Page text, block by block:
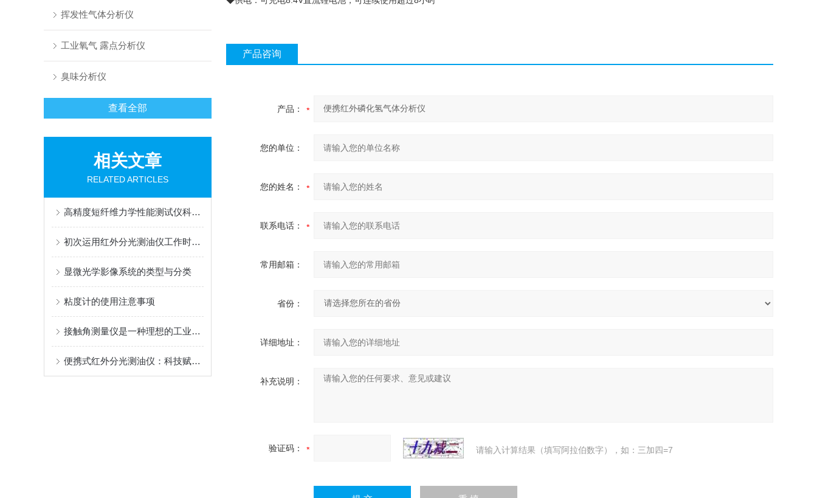
挥发性气体分析仪
工业氧气 露点分析仪
臭味分析仪
查看全部
相关文章
RELATED ARTICLES
高精度短纤维力学性能测试仪科技创新下的纤维品质保障
初次运用红外分光测油仪工作时需求留意哪些问题？
显微光学影像系统的类型与分类
粘度计的使用注意事项
接触角测量仪是一种理想的工业或学术工具
便携式红外分光测油仪：科技赋能的油质检测新设备
产品咨询
产品：
您的单位：
您的姓名：
联系电话：
常用邮箱：
省份：
详细地址：
补充说明：
验证码： 请输入计算结果（填写阿拉伯数字），如：三加四=7